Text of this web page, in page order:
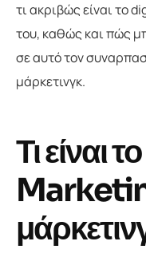
τι ακριβώς είναι το
του, καθώς και πώς
σε αυτό τον
μάρκετινγκ.
Τι είναι